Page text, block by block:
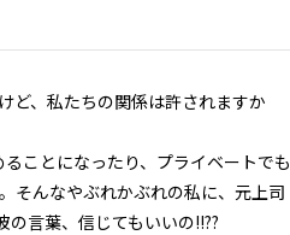
ど、私たちの関係は許されますか
ことになったり、プライベートでも
そんなやぶれかぶれの私に、元上司
言葉、信じてもいいの!!??